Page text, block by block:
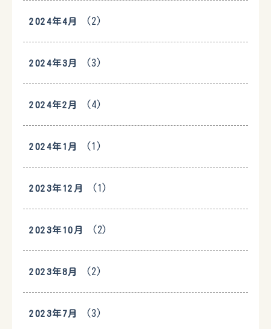
2024年4月 (2)
2024年3月 (3)
2024年2月 (4)
2024年1月 (1)
2023年12月 (1)
2023年10月 (2)
2023年8月 (2)
2023年7月 (3)